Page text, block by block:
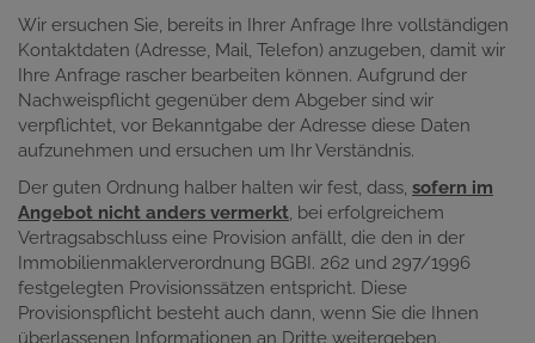
Wir ersuchen Sie, bereits in Ihrer Anfrage Ihre vollständigen
Kontaktdaten (Adresse, Mail, Telefon) anzugeben, damit wir
Ihre Anfrage rascher bearbeiten können. Aufgrund der
Nachweispflicht gegenüber dem Abgeber sind wir
verpflichtet, vor Bekanntgabe der Adresse diese Daten
aufzunehmen und ersuchen um Ihr Verständnis.
Der guten Ordnung halber halten wir fest, dass, sofern im
Angebot nicht anders vermerkt, bei erfolgreichem
Vertragsabschluss eine Provision anfällt, die den in der
Immobilienmaklerverordnung BGBI. 262 und 297/1996
festgelegten Provisionssätzen entspricht. Diese
Provisionspflicht besteht auch dann, wenn Sie die Ihnen
überlassenen Informationen an Dritte weitergeben.